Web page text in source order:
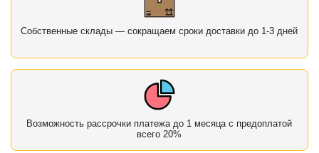
Собственные склады — сокращаем сроки доставки до 1-3 дней
Возможность рассрочки платежа до 1 месяца с предоплатой
всего 20%